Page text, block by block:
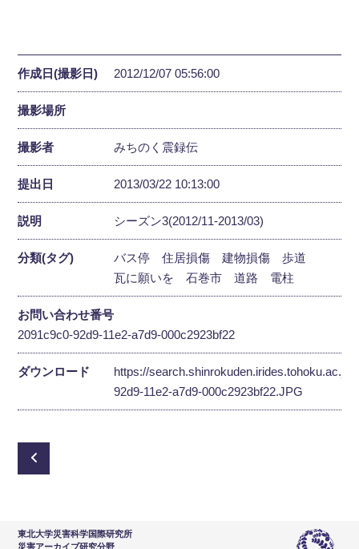
作成日(撮影日) 2012/12/07 05:56:00
撮影場所
撮影者 みちのく震録伝
提出日 2013/03/22 10:13:00
説明 シーズン3(2012/11-2013/03)
分類(タグ) バス停 住居損傷 建物損傷
歩道
瓦に願いを
石巻市 道路 電柱
お問い合わせ番号
2091c9c0-92d9-11e2-a7d9-000c2923bf22
ダウンロード
https://
92d9-11e2-a7d9-000c2923bf22.JPG
東北大学災害科学国際研究所
災害アーカイブ研究分野